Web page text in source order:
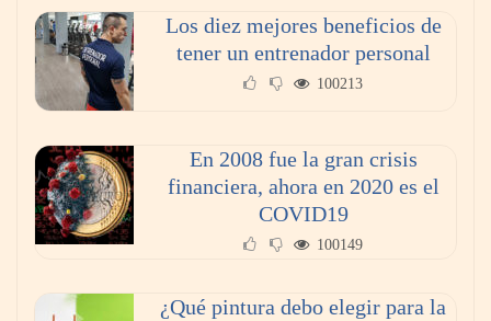
Los diez mejores beneficios de
tener un entrenador personal
100213
En 2008 fue la gran crisis
financiera, ahora en 2020 es el
COVID19
100149
¿Qué pintura debo elegir para la